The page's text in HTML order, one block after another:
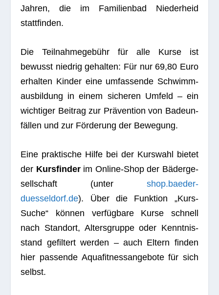
Jah­ren, die im Fami­li­en­bad Nie­der­heid
stattfinden.
Die Teil­nah­me­ge­bühr für alle Kurse ist
bewusst nied­rig gehal­ten: Für nur 69,80 Euro
erhal­ten Kin­der eine umfas­sende Schwimm­
aus­bil­dung in einem siche­ren Umfeld – ein
wich­ti­ger Bei­trag zur Prä­ven­tion von Bade­un­
fäl­len und zur För­de­rung der Bewegung.
Eine prak­ti­sche Hilfe bei der Kurs­wahl bie­tet
der Kurs­fin­derim Online-Shop der Bäder­ge­
sell­schaft (unter shop.baeder-
duesseldorf.de). Über die Funk­tion „Kurs-
Suche“ kön­nen ver­füg­bare Kurse schnell
nach Stand­ort, Alters­gruppe oder Kennt­nis­
stand gefil­tert wer­den – auch Eltern fin­den
hier pas­sende Aqua­fit­ness­an­ge­bote für sich
selbst.